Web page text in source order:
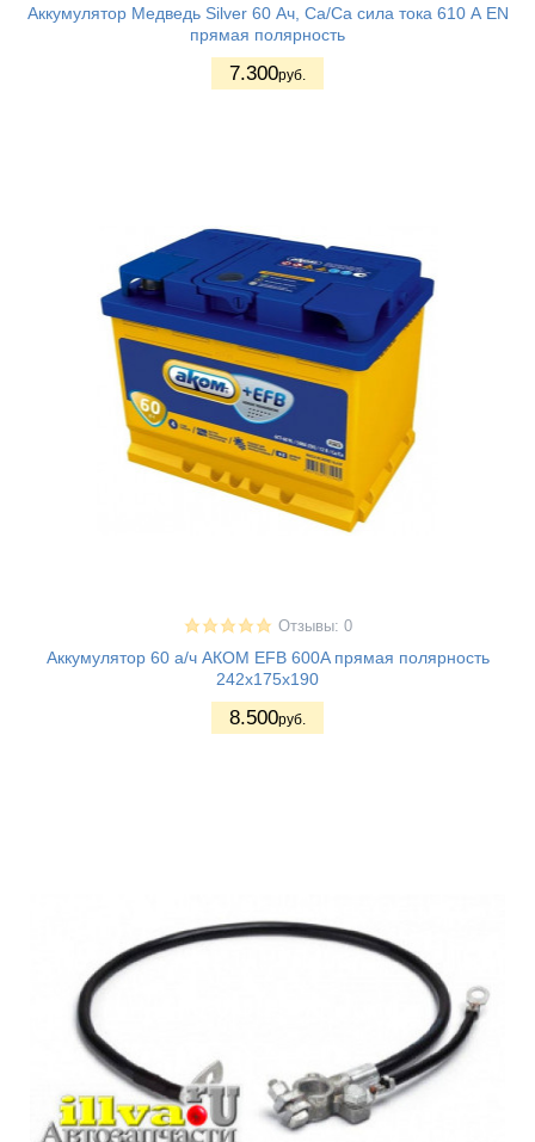
Аккумулятор Медведь Silver 60 Ач, Ca/Ca сила тока 610 А EN
прямая полярность
7.300руб.
Отзывы: 0
Аккумулятор 60 а/ч АКОМ EFB 600A прямая полярность
242х175х190
8.500руб.